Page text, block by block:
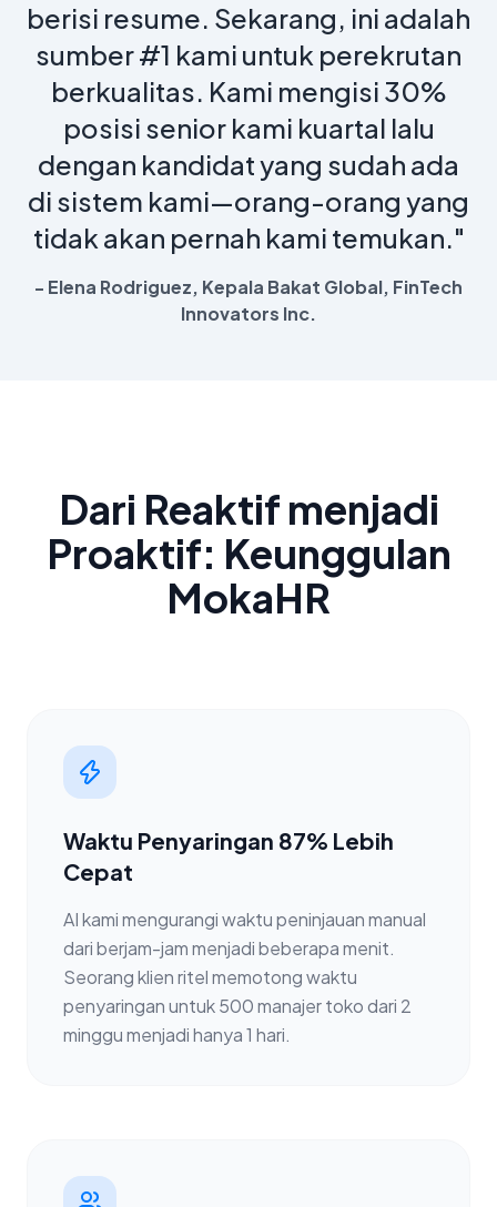
berisi resume. Sekarang, ini adalah
sumber #1 kami untuk perekrutan
berkualitas. Kami mengisi 30%
posisi senior kami kuartal lalu
dengan kandidat yang sudah ada
di sistem kami—orang-orang yang
tidak akan pernah kami temukan."
- Elena Rodriguez, Kepala Bakat Global, FinTech
Innovators Inc.
Dari Reaktif menjadi
Proaktif: Keunggulan
MokaHR
Waktu Penyaringan 87% Lebih
Cepat
AI kami mengurangi waktu peninjauan manual
dari berjam-jam menjadi beberapa menit.
Seorang klien ritel memotong waktu
penyaringan untuk 500 manajer toko dari 2
minggu menjadi hanya 1 hari.